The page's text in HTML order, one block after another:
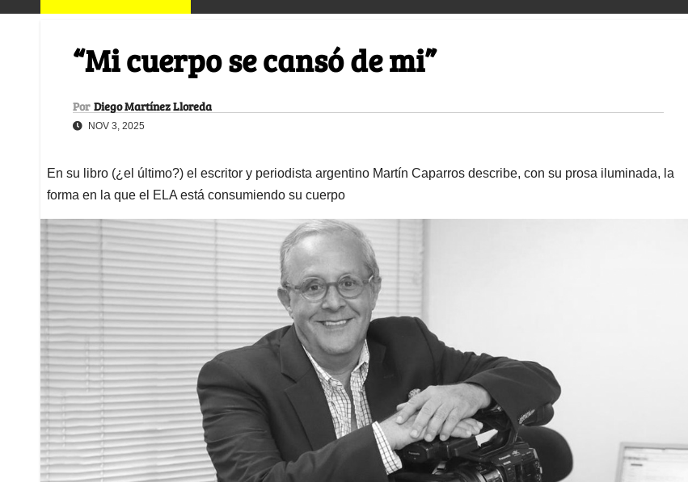
“Mi cuerpo se cansó de mi”
Por Diego Martínez Lloreda
NOV 3, 2025
En su libro (¿el último?) el escritor y periodista argentino Martín Caparros describe, con su prosa iluminada, la
forma en la que el ELA está consumiendo su cuerpo